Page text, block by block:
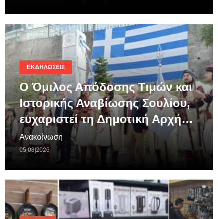
ΕΚΔΗΛΏΣΕΙΣ
Ο Όμιλος Απόδοσης Τιμών και
Ιστορικής Αναβίωσης Σουλίου,
ευχαριστεί τη Δημοτική Αρχή…
Ανακοίνωση
05|08|2026